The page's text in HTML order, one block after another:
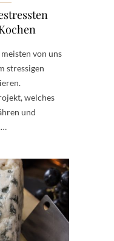
von uns
stressigen
welches
und